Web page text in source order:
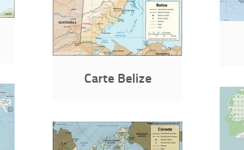
Carte Belize